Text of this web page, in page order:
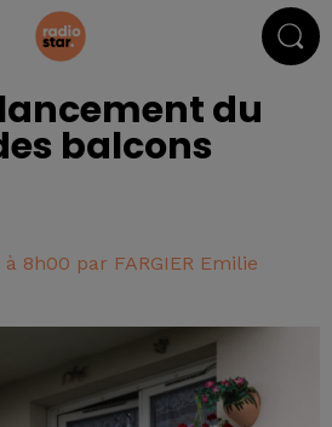
du
balcons
8h00 par FARGIER Emilie